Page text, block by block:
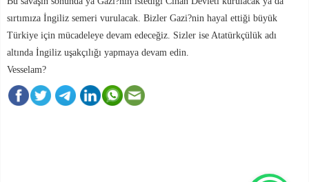
sırtımıza İngiliz semeri vurulacak. Bizler Gazi?nin hayal ettiği büyük
Türkiye için mücadeleye devam edeceğiz. Sizler ise Atatürkçülük adı
altında İngiliz uşakçılığı yapmaya devam edin.
Vesselam?